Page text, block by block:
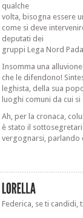
qualche
volta, bisogna essere
come si deve
deputati dei
gruppi Lega Nord
Insomma una
che le difendono!
leghista, della sua
luoghi comuni da cui
Ah, per la cronaca,
è stato il
vergognarsi, parlando
Federica, se ti candidi,